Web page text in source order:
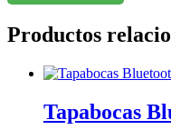
Productos
Tapabocas